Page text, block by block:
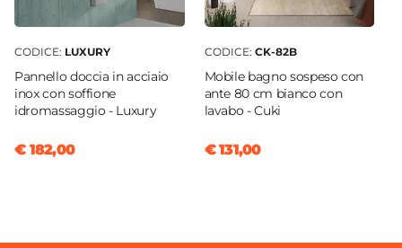
CODICE: LUXURY
Pannello doccia in acciaio
inox con soffione
idromassaggio - Luxury
€ 182,00
CODICE: CK-82B
Mobile bagno sospeso con
ante 80 cm bianco con
lavabo - Cuki
€ 131,00